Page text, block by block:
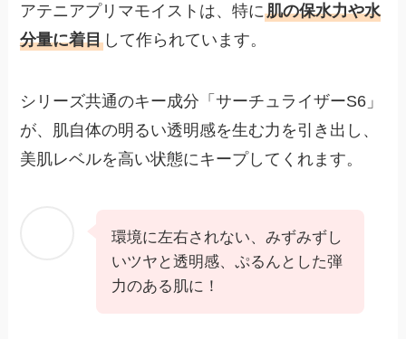
アテニアプリマモイストは、特に肌の保水力や水
分量に着目 して作られています。
シリーズ共通のキー成分「サーチュライザーS6」
が、肌自体の明るい透明感を生む力を引き出し、
美肌レベルを高い状態にキープしてくれます。
環境に左右されない、みずみずし
いツヤと透明感、ぷるんとした弾
力のある肌に！